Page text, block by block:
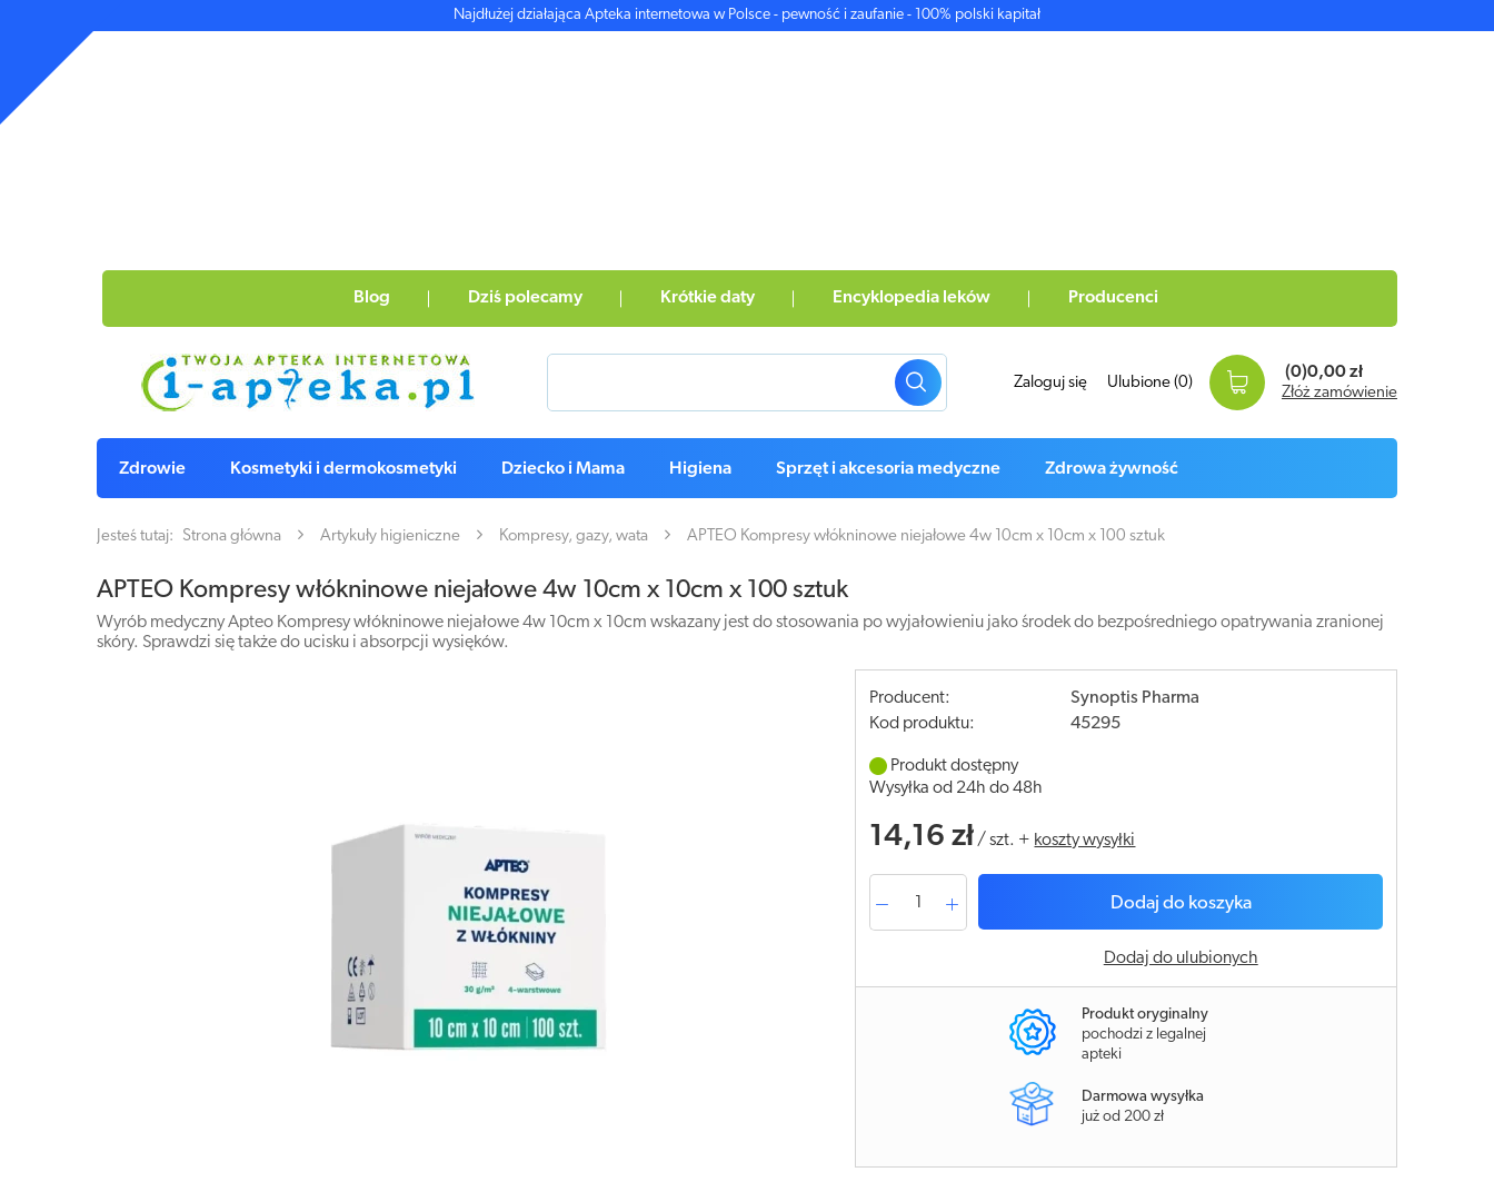
Najdłużej działająca Apteka internetowa w Polsce - pewność i zaufanie - 100% polski kapitał
Blog Dziś polecamy Krótkie daty Encyklopedia leków Producenci
Zaloguj się Ulubione (0)
(0)0,00 zł
Złóż zamówienie
Zdrowie Kosmetyki i dermokosmetyki Dziecko i Mama Higiena Sprzęt i akcesoria medyczne Zdrowa żywność
Jesteś tutaj: Strona główna Artykuły higieniczne Kompresy, gazy, wata APTEO Kompresy włókninowe niejałowe 4w 10cm x 10cm x 100 sztuk
APTEO Kompresy włókninowe niejałowe 4w 10cm x 10cm x 100 sztuk
Wyrób medyczny Apteo Kompresy włókninowe niejałowe 4w 10cm x 10cm wskazany jest do stosowania po wyjałowieniu jako środek do bezpośredniego opatrywania zranionej
skóry. Sprawdzi się także do ucisku i absorpcji wysięków.
Producent:
Synoptis Pharma
Kod produktu:
45295
Produkt dostępny
Wysyłka od 24h do 48h
14,16 zł /szt. + koszty wysyłki
Dodaj do koszyka
Dodaj do ulubionych
Produkt oryginalny
pochodzi z legalnej
apteki
Darmowa wysyłka
już od 200 zł